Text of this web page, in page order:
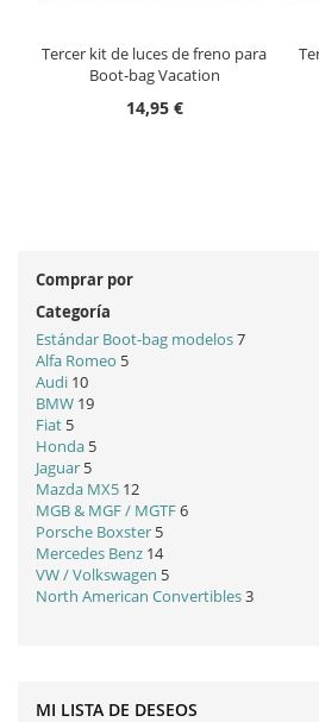
Tercer kit de luces de freno para
Boot-bag Vacation
14,95 €
Comprar por
Categoría
Estándar Boot-bag modelos7
Alfa Romeo 5
Audi 10
BMW 19
Fiat 5
Honda 5
Jaguar 5
Mazda MX5 12
MGB & MGF / MGTF6
Porsche Boxster 5
Mercedes Benz 14
VW / Volkswagen 5
North American Convertibles3
MI LISTA DE DESEOS